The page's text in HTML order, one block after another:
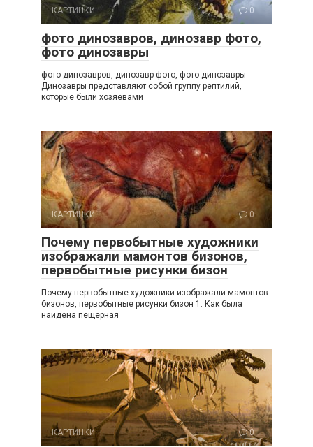
КАРТИНКИ 0
фото динозавров, динозавр фото,
фото динозавры
фото динозавров, динозавр фото, фото динозавры
Динозавры представляют собой группу рептилий,
которые были хозяевами
КАРТИНКИ 0
Почему первобытные художники
изображали мамонтов бизонов,
первобытные рисунки бизон
Почему первобытные художники изображали мамонтов
бизонов, первобытные рисунки бизон 1. Как была
найдена пещерная
КАРТИНКИ 0